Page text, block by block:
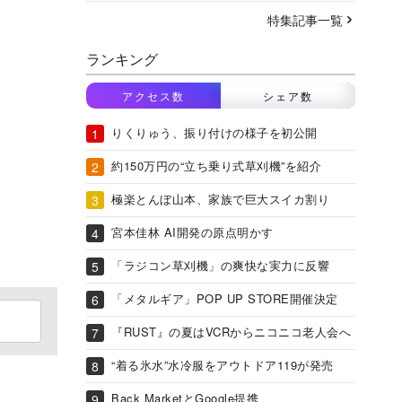
特集記事一覧
ランキング
アクセス数 シェア数
りくりゅう、振り付けの様子を初公開
約150万円の“立ち乗り式草刈機”を紹介
極楽とんぼ山本、家族で巨大スイカ割り
宮本佳林 AI開発の原点明かす
「ラジコン草刈機」の爽快な実力に反響
「メタルギア」POP UP STORE開催決定
『RUST』の夏はVCRからニコニコ老人会へ
“着る氷水”水冷服をアウトドア119が発売
Back MarketとGoogle提携